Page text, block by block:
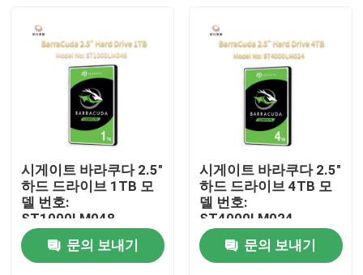
시게이트 바라쿠다 2.5"
하드 드라이브 1TB 모
델 번호:
ST1000LM048
문의 보내기
시게이트 바라쿠다 2.5"
하드 드라이브 4TB 모
델 번호:
ST4000LM024
문의 보내기